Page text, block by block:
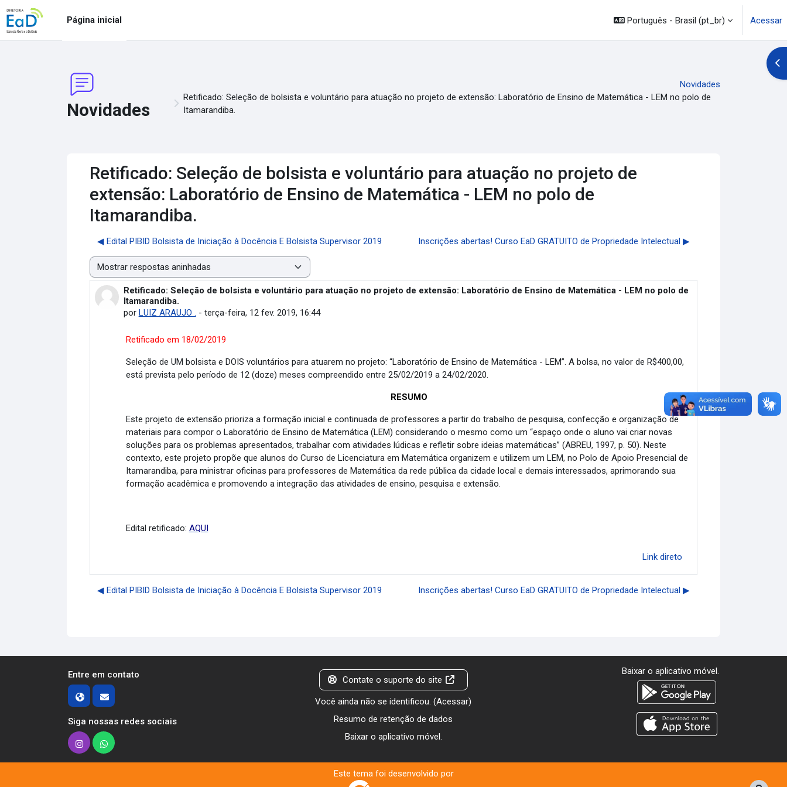
Ir para o conteúdo principal
Página inicial
Português - Brasil ‎(pt_br)‎ Acessar
Novidades
Novidades
Retificado: Seleção de bolsista e voluntário para atuação no projeto de extensão: Laboratório de Ensino de Matemática - LEM no polo de
Itamarandiba.
Retificado: Seleção de bolsista e voluntário para atuação no projeto de
extensão: Laboratório de Ensino de Matemática - LEM no polo de
Itamarandiba.
◀︎ Edital PIBID Bolsista de Iniciação à Docência E Bolsista Supervisor 2019 Inscrições abertas! Curso EaD GRATUITO de Propriedade Intelectual ▶︎
Modo de visualização
Retificado: Seleção de bolsista e voluntário para atuação no projeto de extensão: Laboratório de Ensino de Matemática - LEM no polo de
Itamarandiba.
por LUIZ ARAUJO . - terça-feira, 12 fev. 2019, 16:44
Número de respostas: 0
Retificado em 18/02/2019
Seleção de UM bolsista e DOIS voluntários para atuarem no projeto: “Laboratório de Ensino de Matemática - LEM”. A bolsa, no valor de R$400,00,
está prevista pelo período de 12 (doze) meses compreendido entre 25/02/2019 a 24/02/2020.
RESUMO
Este projeto de extensão prioriza a formação inicial e continuada de professores a partir do trabalho de pesquisa, confecção e organização de
materiais para compor o Laboratório de Ensino de Matemática (LEM) considerando o mesmo como um “espaço onde o aluno vai criar novas
soluções para os problemas apresentados, trabalhar com atividades lúdicas e refletir sobre ideias matemáticas” (ABREU, 1997, p. 50). Neste
contexto, este projeto propõe que alunos do Curso de Licenciatura em Matemática organizem e utilizem um LEM, no Polo de Apoio Presencial de
Itamarandiba, para ministrar oficinas para professores de Matemática da rede pública da cidade local e demais interessados, aprimorando sua
formação acadêmica e promovendo a integração das atividades de ensino, pesquisa e extensão.
Edital retificado: AQUI
Link direto
◀︎ Edital PIBID Bolsista de Iniciação à Docência E Bolsista Supervisor 2019 Inscrições abertas! Curso EaD GRATUITO de Propriedade Intelectual ▶︎
Entre em contato
Siga nossas redes sociais
Contate o suporte do site
Você ainda não se identificou. (Acessar)
Resumo de retenção de dados
Baixar o aplicativo móvel.
Baixar o aplicativo móvel.
Este tema foi desenvolvido por